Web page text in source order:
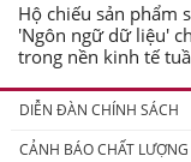
Hộ chiếu sản phẩm
'Ngôn ngữ dữ liệu'
trong nền kinh tế
DIỄN ĐÀN CHÍNH SÁCH
CẢNH BÁO CHẤT LƯỢNG